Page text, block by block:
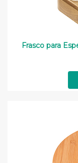
Frasco para